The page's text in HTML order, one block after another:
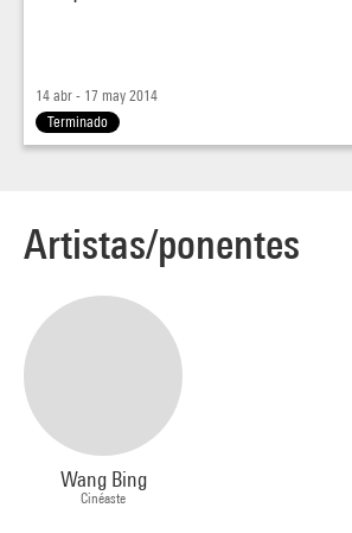
14 abr - 17 may 2014
Terminado
Artistas/ponentes
Wang Bing
Cinéaste